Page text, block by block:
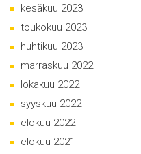
kesäkuu 2023
toukokuu 2023
huhtikuu 2023
marraskuu 2022
lokakuu 2022
syyskuu 2022
elokuu 2022
elokuu 2021